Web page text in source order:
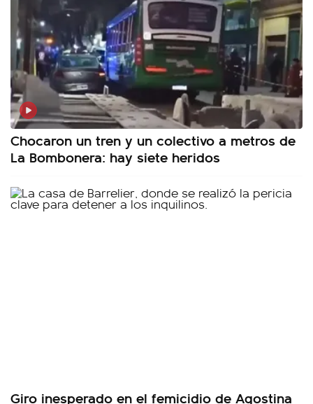
Chocaron un tren y un colectivo a metros de
La Bombonera: hay siete heridos
Giro inesperado en el femicidio de Agostina